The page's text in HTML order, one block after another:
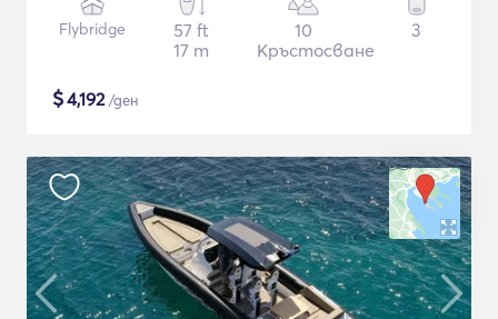
Flybridge
57 ft
17 m
10
Кръстосване
3
$4,192/ден